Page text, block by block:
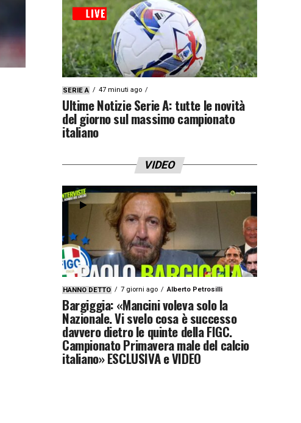
SERIE A 47 minuti ago
Ultime Notizie Serie A: tutte le novità
del giorno sul massimo campionato
italiano
VIDEO
HANNO DETTO 7 giorni ago Alberto Petrosilli
Bargiggia: «Mancini voleva solo la
Nazionale. Vi svelo cosa è successo
davvero dietro le quinte della FIGC.
Campionato Primavera male del calcio
italiano» ESCLUSIVA e VIDEO